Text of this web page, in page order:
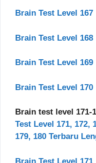
Brain Test Level 167
Brain Test Level 168
Brain Test Level 169
Brain Test Level 170
Brain test level 171-
Test Level 171, 172,
179, 180 Terbaru
Brain Test Level 171